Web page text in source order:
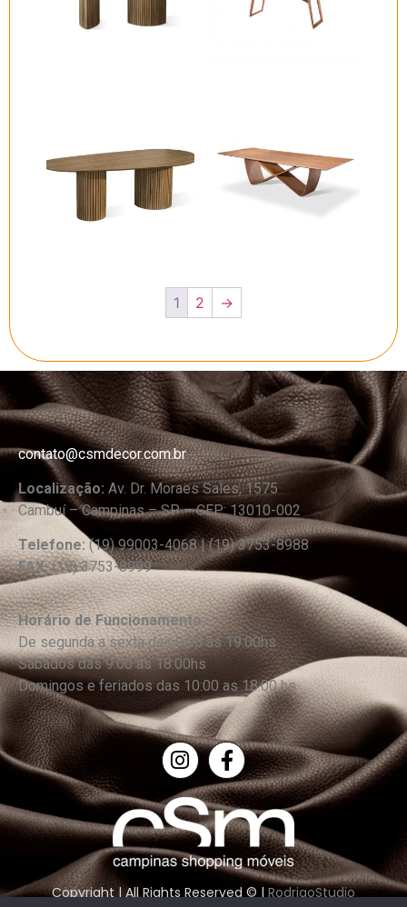
1 2 →
contato@csmdecor.com.br
Localização: Av. Dr. Moraes Sales, 1575
Cambuí – Campinas – SP – CEP: 13010-002
Telefone: (19) 99003-4068 | (19) 3753-8988
FAX:(19) 3753-8999
Horário de Funcionamento:
De segunda a sexta das 9:00 as 19:00hs
Sábados das 9:00 as 18:00hs
Domingos e feriados das 10:00 as 18:00 hs
Copyright | All Rights Reserved © |RodrigoStudio